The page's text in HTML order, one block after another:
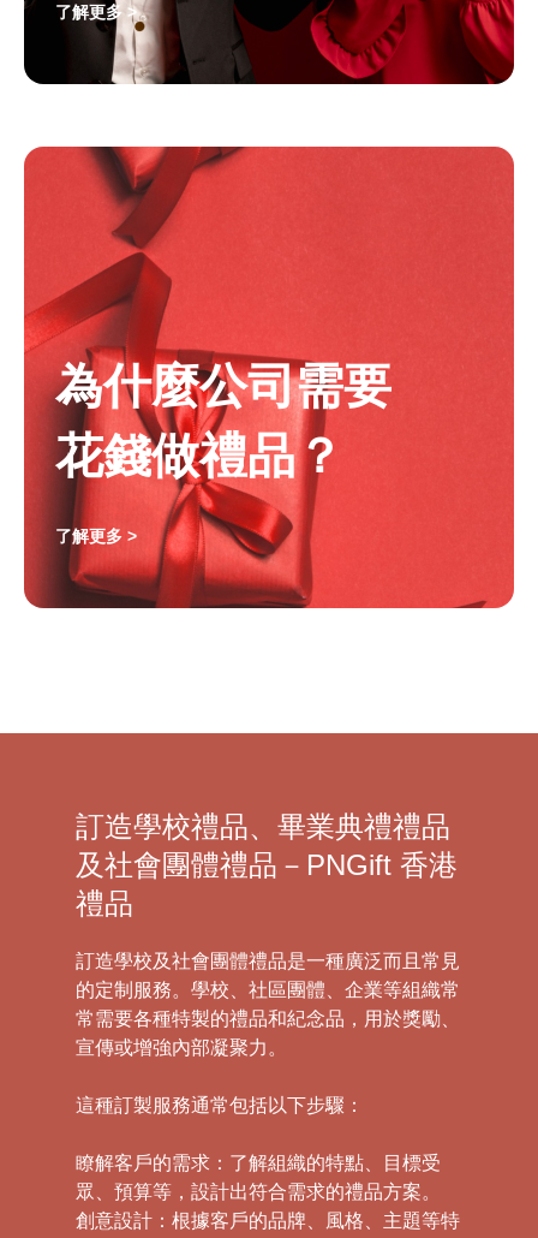
為什麼公司需要
花錢做禮品？
了解更多 >
了解更多 >
訂造學校禮品、畢業典禮禮品
及社會團體禮品－PNGift 香港
禮品
訂造學校及社會團體禮品是一種廣泛而且常見
的定制服務。學校、社區團體、企業等組織常
常需要各種特製的禮品和紀念品，用於獎勵、
宣傳或增強內部凝聚力。
這種訂製服務通常包括以下步驟：
瞭解客戶的需求：了解組織的特點、目標受
眾、預算等，設計出符合需求的禮品方案。
創意設計：根據客戶的品牌、風格、主題等特